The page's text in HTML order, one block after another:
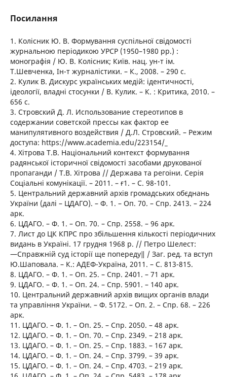
Посилання
1. Колісник Ю. В. Формування суспільної свідомості
журнальною періодикою УРСР (1950–1980 рр.) :
монографія / Ю. В. Колісник; Київ. нац. ун-т ім.
Т.Шевченка, Ін-т журналістики. – К., 2008. – 290 c.
2. Кулик В. Дискурс українських медій: ідентичності,
ідеології, владні стосунки / В. Кулик. – К. : Критика, 2010. –
656 с.
3. Стровский Д. Л. Использование стереотипов в
содержании советской прессы как фактор ее
манипулятивного воздействия / Д.Л. Стровский. – Режим
доступа: https://www.academia.edu/223154/_
4. Хітрова Т.В. Національний контекст формування
радянської історичної свідомості засобами друкованої
пропаганди / Т.В. Хітрова // Держава та регоіни. Серія
Соціальні комунікації. – 2011. – ғ1. – С. 98-101.
5. Центральний державний архів громадських обєднань
України (далі – ЦДАГО). – Ф. 1. – Оп. 70. – Спр. 2413. – 224
арк.
6. ЦДАГО. – Ф. 1. – Оп. 70. – Спр. 2558. – 96 арк.
7. Лист до ЦК КПРС про збільшення кількості періодичних
видань в Україні. 17 грудня 1968 р. // Петро Шелест:
―Справжній суд історії ще попереду‖ / Заг. ред. та вступ
Ю.Шаповала. – К.: АДЕФ-Україна, 2011. – C. 813-815.
8. ЦДАГО. – Ф. 1. – Оп. 25. – Спр. 2401. – 71 арк.
9. ЦДАГО. – Ф. 1. – Оп. 24. – Спр. 5901. – 140 арк.
10. Центральний державний архів вищих органів влади
та управління України. – Ф. 5172. – Оп. 2. – Спр. 68. – 226
арк.
11. ЦДАГО. – Ф. 1. – Оп. 25. – Спр. 2050. – 48 арк.
12. ЦДАГО. – Ф. 1. – Оп. 70. – Спр. 2349. – 218 арк.
13. ЦДАГО. – Ф. 1. – Оп. 25. – Спр. 1883. – 167 арк.
14. ЦДАГО. – Ф. 1. – Оп. 24. – Спр. 3799. – 39 арк.
15. ЦДАГО. – Ф. 1. – Оп. 24. – Спр. 4703. – 219 арк.